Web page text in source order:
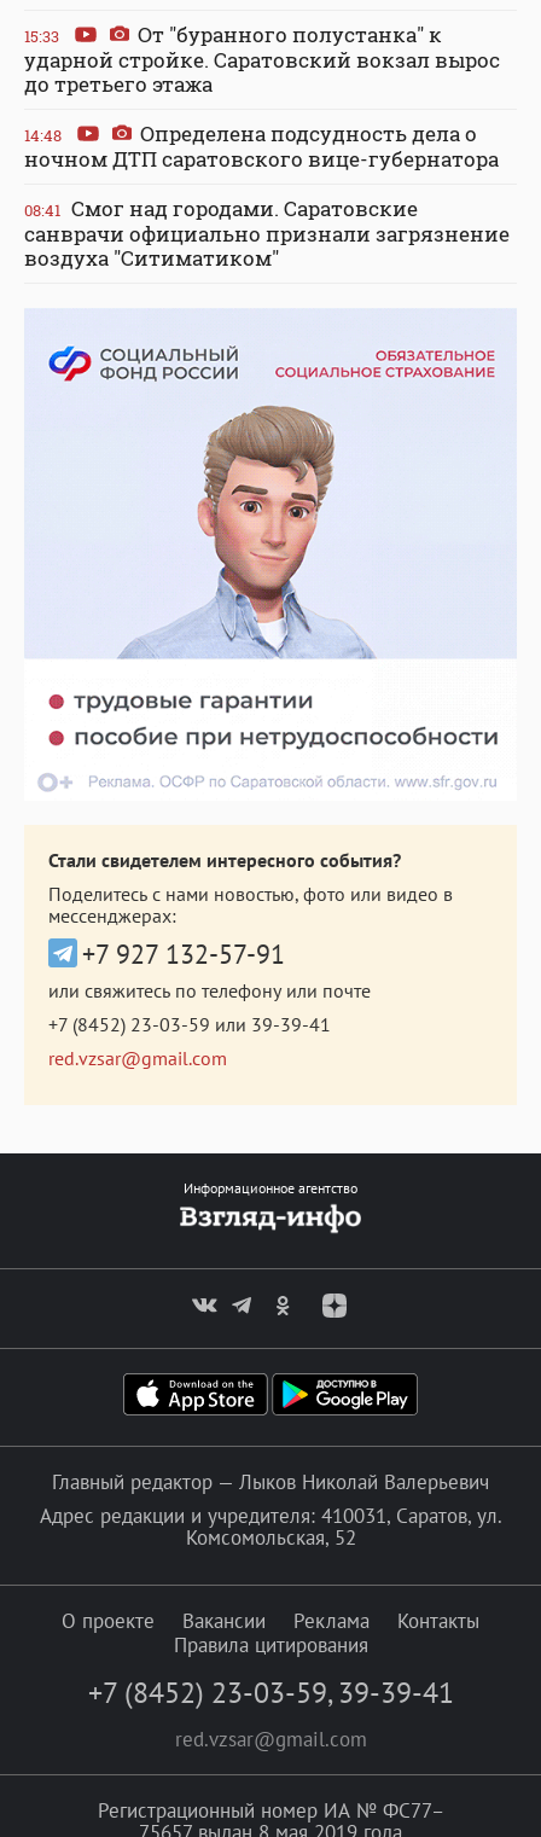
15:33
От "буранного полустанка" к
ударной стройке. Саратовский вокзал вырос
до третьего этажа
14:48
Определена подсудность дела о
ночном ДТП саратовского вице-губернатора
08:41 Смог над городами. Саратовские
санврачи официально признали загрязнение
воздуха "Ситиматиком"
Стали свидетелем интересного события?
Поделитесь с нами новостью, фото или видео в
мессенджерах:
+7 927 132-57-91
или свяжитесь по телефону или почте
+7 (8452) 23-03-59 или 39-39-41
red.vzsar@gmail.com
Информационное агентство
Главный редактор — Лыков Николай Валерьевич
Адрес редакции и учредителя: 410031, Саратов, ул.
Комсомольская, 52
О проекте Вакансии Реклама
Контакты
Правила цитирования
+7 (8452) 23-03-59, 39-39-41
red.vzsar@gmail.com
Регистрационный номер ИА № ФС77–